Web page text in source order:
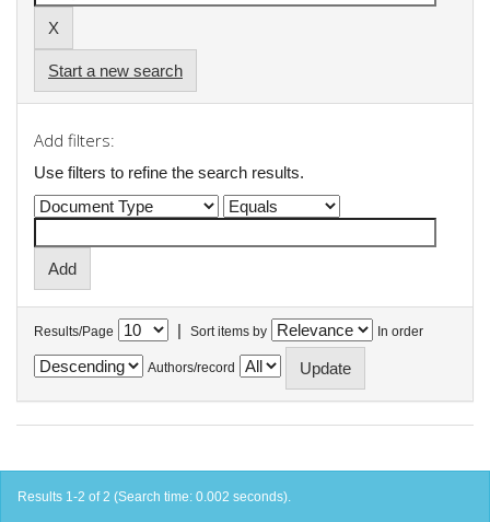
Start a new search
Add filters:
Use filters to refine the search results.
Results/Page | Sort items by In order
Authors/record
Results 1-2 of 2 (Search time: 0.002 seconds).